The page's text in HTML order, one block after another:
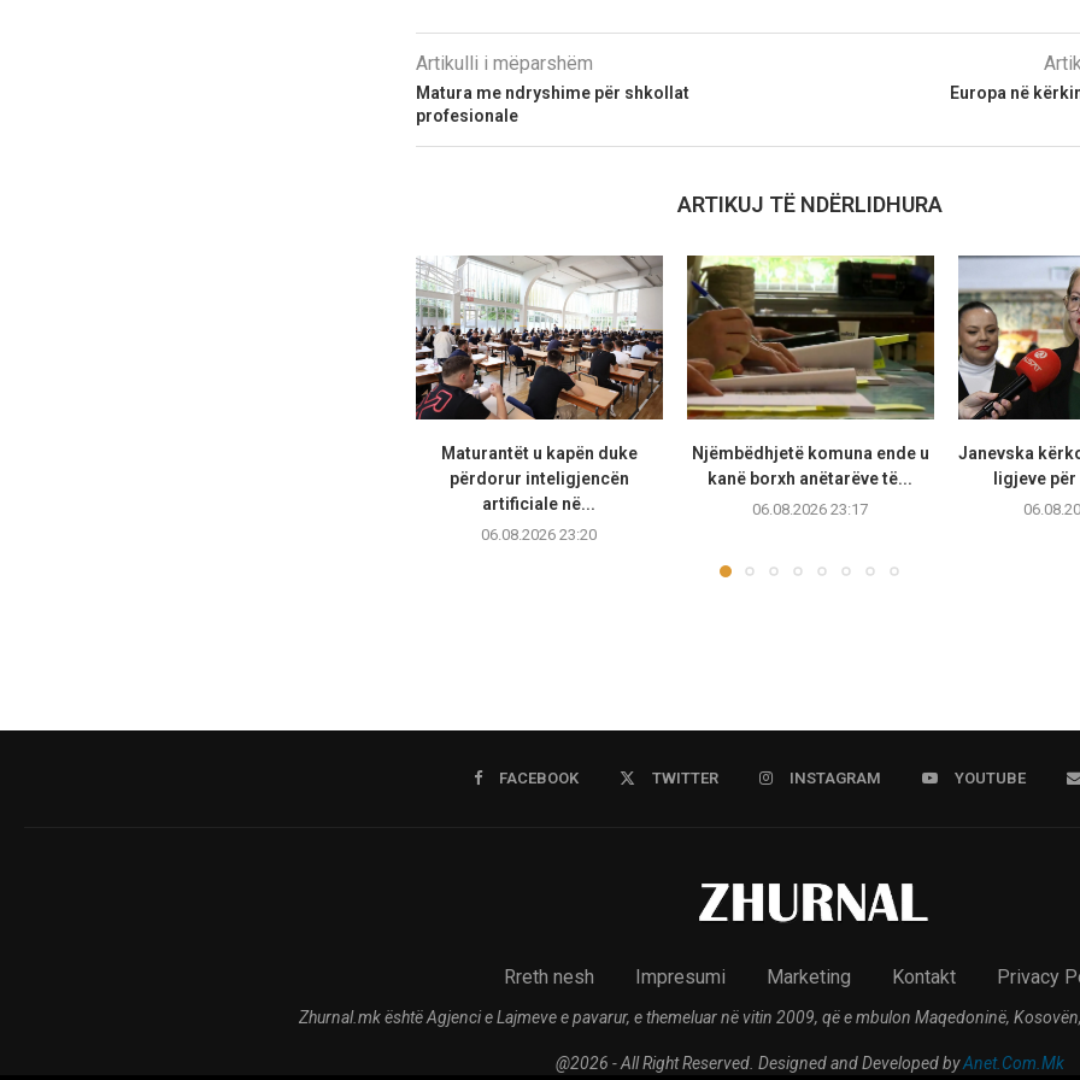
Artikulli i mëparshëm
Matura me ndryshime për shkollat
profesionale
Europa në
ARTIKUJ TË NDËRLIDHURA
Maturantët u kapën duke
përdorur inteligjencën
artificiale në...
06.08.2026 23:20
Njëmbëdhjetë komuna ende u
kanë borxh anëtarëve të...
06.08.2026 23:17
Janevska
ligjeve
FACEBOOK TWITTER INSTAGRAM YOUTUBE
Rreth nesh Impresumi Marketing Kontakt Privacy
Zhurnal.mk është Agjenci e Lajmeve e pavarur, e themeluar në vitin 2009, që e mbulon Maqedoninë,
@2026 - All Right Reserved. Designed and Developed byAnet.Com.Mk